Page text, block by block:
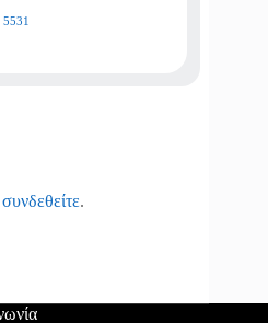
συνδεθείτε.